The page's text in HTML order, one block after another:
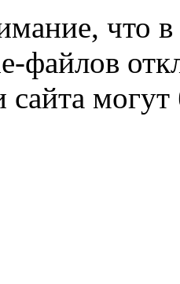
что в
файлов
сайта